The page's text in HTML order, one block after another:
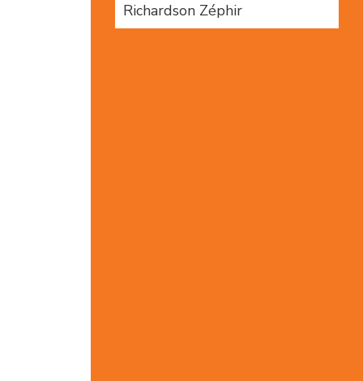
Richardson Zéphir